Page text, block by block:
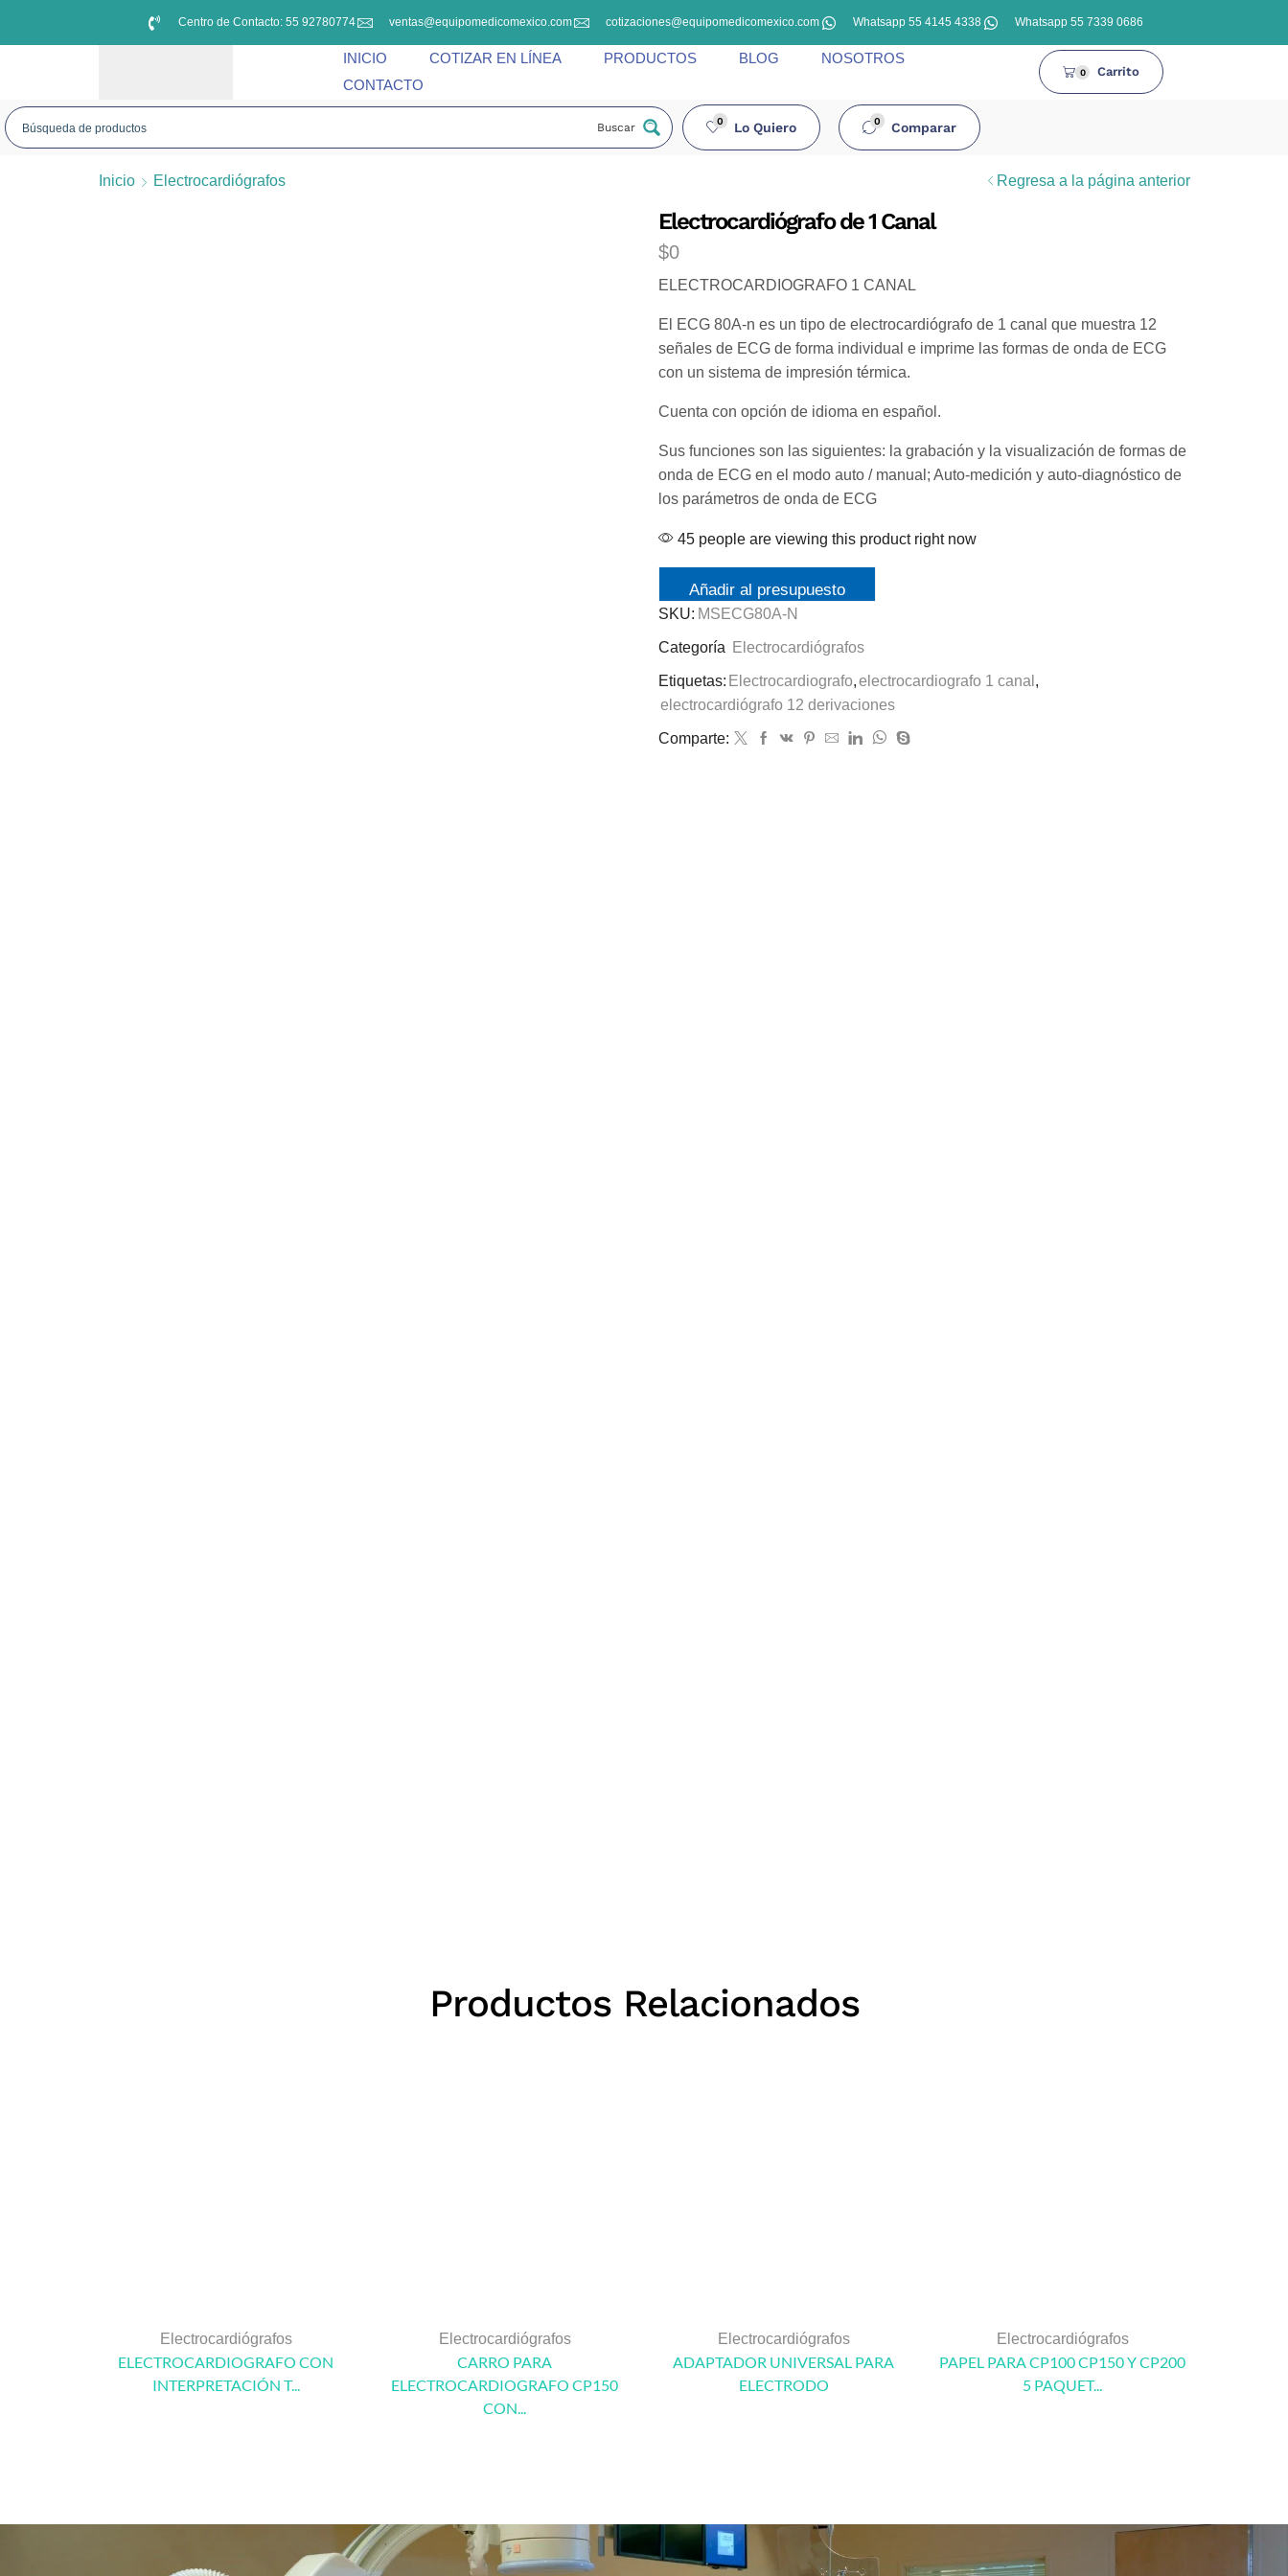
Centro de Contacto: 55 92780774 ventas@equipomedicomexico.com cotizaciones@equipomedicomexico.com Whatsapp 55 4145 4338 Whatsapp 55 7339 0686
INICIO COTIZAR EN LÍNEA PRODUCTOS BLOG
NOSOTROS
CONTACTO
0 Carrito
Buscar 0 Lo Quiero 0 Comparar
Inicio Electrocardiógrafos Regresa a la página anterior
Electrocardiógrafo de 1 Canal
$0
ELECTROCARDIOGRAFO 1 CANAL
El ECG 80A-n es un tipo de electrocardiógrafo de 1 canal que muestra 12
señales de ECG de forma individual e imprime las formas de onda de ECG
con un sistema de impresión térmica.
Cuenta con opción de idioma en español.
Sus funciones son las siguientes: la grabación y la visualización de formas de
onda de ECG en el modo auto / manual; Auto-medición y auto-diagnóstico de
los parámetros de onda de ECG
45 people are viewing this product right now
Añadir al presupuesto
SKU: MSECG80A-N
Categoría Electrocardiógrafos
Etiquetas: Electrocardiografo,electrocardiografo 1 canal ,
electrocardiógrafo 12 derivaciones
Comparte:
Productos Relacionados
Electrocardiógrafos
ELECTROCARDIOGRAFO CON
INTERPRETACIÓN T...
Electrocardiógrafos
CARRO PARA
ELECTROCARDIOGRAFO CP150
CON...
Electrocardiógrafos
ADAPTADOR UNIVERSAL PARA
ELECTRODO
Electrocardiógrafos
PAPEL PARA CP100 CP150 Y CP200
5 PAQUET...